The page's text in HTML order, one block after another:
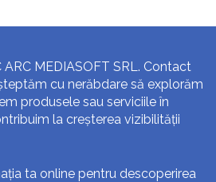
MEDIASOFT SRL. Contact
cu nerăbdare să explorăm
produsele sau serviciile în
la creșterea vizibilității
ta online pentru descoperirea